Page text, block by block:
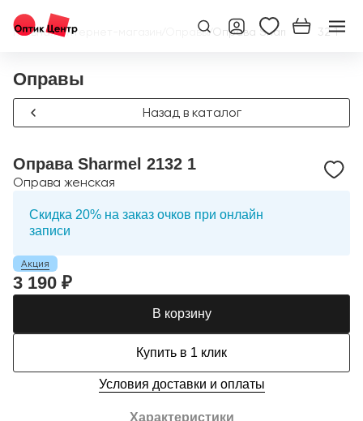
Главная/Интернет-магазин Оправы/Оправа Sharmel 2132 1
Оправы
Назад в каталог
Оправа Sharmel 2132 1
Оправа женская
Скидка 20% на заказ очков при онлайн
записи
Акция
3 190 ₽
В корзину
Купить в 1 клик
Условия доставки и оплаты
Характеристики